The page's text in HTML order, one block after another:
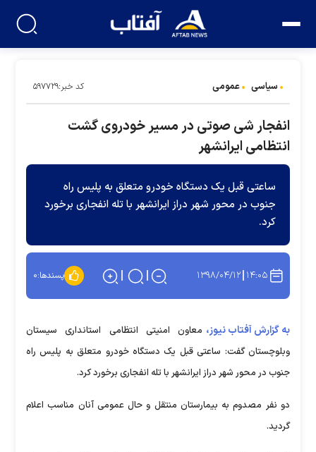
سیاسی عمومی کد خبر:۵۹۷۷۲۹
انفجار شی صوتی در مسیر خودروی گشت
انتظامی ایرانشهر
ساعتی قبل یک دستگاه خودرو متعلق به پلیس راه
جنوب در محور شهر دراز ایرانشهر با تله انفجاری برخورد
کرد.
۱۴:۰۵ ۱۳۹۸/۰۴/۱۲ پسندها:۰
به گزارش آفتاب نیوز، معاون امنیتی انتظامی استانداری سیستان
وبلوچستان گفت: ساعتی قبل یک دستگاه خودرو متعلق به پلیس راه
جنوب در محور شهر دراز ایرانشهر با تله انفجاری برخورد کرد.
دو نفر مصدوم به بیمارستان منتقل و حال عمومی آنان مناسب اعلام
گردید.